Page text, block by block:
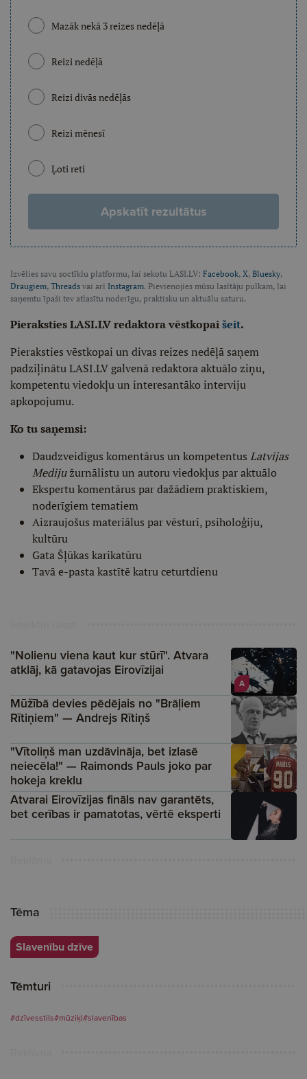
Mazāk nekā 3 reizes nedēļā
Reizi nedēļā
Reizi divās nedēļās
Reizi mēnesī
Ļoti reti
Apskatīt rezultātus
Izvēlies savu soctīklu platformu, lai sekotu LASI.LV: Facebook, X, Bluesky,
Draugiem, Threads vai arī Instagram. Pievienojies mūsu lasītāju pulkam, lai
saņemtu īpaši tev atlasītu noderīgu, praktisku un aktuālu saturu.
Pieraksties LASI.LV redaktora vēstkopaišeit.
Pieraksties vēstkopai un divas reizes nedēļā saņem
padziļinātu LASI.LV galvenā redaktora aktuālo ziņu,
kompetentu viedokļu un interesantāko interviju
apkopojumu.
Ko tu saņemsi:
Daudzveidīgus komentārus un kompetentus Latvijas
Medijužurnālistu un autoru viedokļus par aktuālo
Ekspertu komentārus par dažādiem praktiskiem,
noderīgiem tematiem
Aizraujošus materiālus par vēsturi, psiholoģiju,
kultūru
Gata Šļūkas karikatūru
Tavā e-pasta kastītē katru ceturtdienu
A
"Nolienu viena kaut kur stūrī". Atvara
atklāj, kā gatavojas Eirovīzijai
Mūžībā devies pēdējais no "Brāļiem
Rītiņiem" — Andrejs Rītiņš
"Vītoliņš man uzdāvināja, bet izlasē
neiecēla!" — Raimonds Pauls joko par
hokeja kreklu
Atvarai Eirovīzijas fināls nav garantēts,
bet cerības ir pamatotas, vērtē eksperti
Tēma
Slavenību dzīve
Tēmturi
#dzīvesstils#mūziķi#slavenības